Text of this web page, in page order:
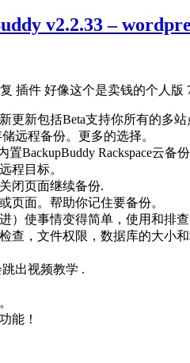
v2.2.33 –
插件 好像这个是卖钱的个人
更新包括Beta支持你所有的多
远程备份。更多的选择。
BackupBuddy Rackspace云备份
程目标。
闭页面继续备份.
页面。帮助你记住要备份。
）使事情变得简单，使用和排查
查，文件权限，数据库的大小
出视频教学 .
能！